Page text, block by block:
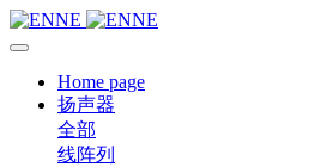
Home page
扬声器
全部
线阵列